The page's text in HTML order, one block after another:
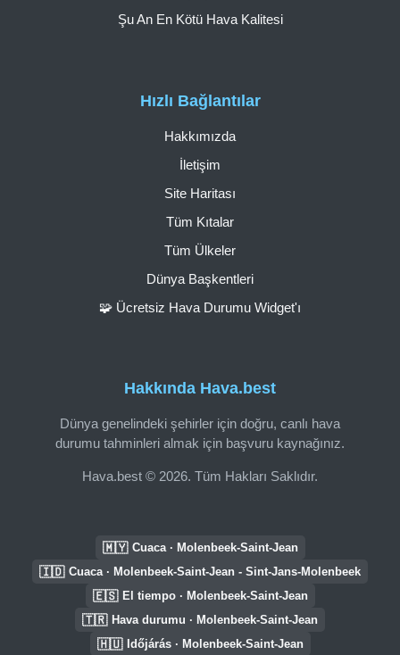
Hakkında Hava.best
Dünya genelindeki şehirler için doğru, canlı hava
durumu tahminleri almak için başvuru kaynağınız.
Hava.best © 2026. Tüm Hakları Saklıdır.
Hızlı Bağlantılar
Hakkımızda
İletişim
Site Haritası
Tüm Kıtalar
Tüm Ülkeler
Dünya Başkentleri
🧩 Ücretsiz Hava Durumu Widget'ı
Şu An En Kötü Hava Kalitesi
🇲🇾 Cuaca · Molenbeek-Saint-Jean
🇮🇩 Cuaca · Molenbeek-Saint-Jean - Sint-Jans-Molenbeek
🇪🇸 El tiempo · Molenbeek-Saint-Jean
🇹🇷 Hava durumu · Molenbeek-Saint-Jean
🇭🇺 Időjárás · Molenbeek-Saint-Jean